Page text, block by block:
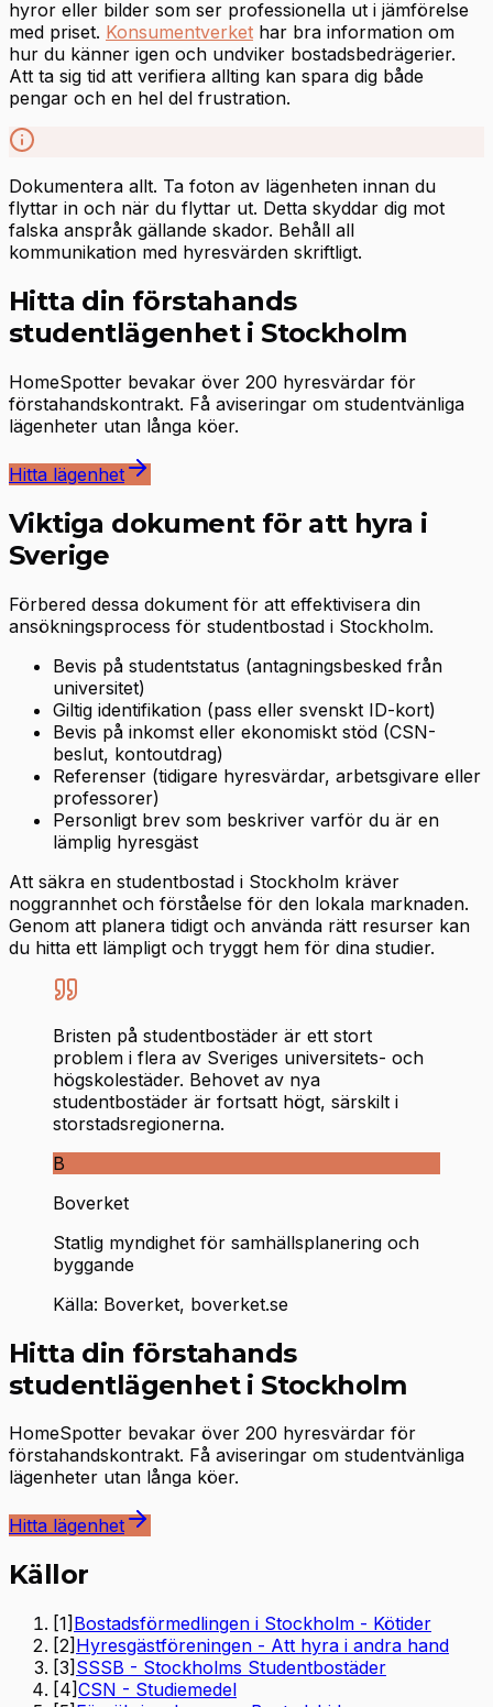
hyror eller bilder som ser professionella ut i jämförelse
med priset. Konsumentverket har bra information om
hur du känner igen och undviker bostadsbedrägerier.
Att ta sig tid att verifiera allting kan spara dig både
pengar och en hel del frustration.
Dokumentera allt. Ta foton av lägenheten innan du
flyttar in och när du flyttar ut. Detta skyddar dig mot
falska anspråk gällande skador. Behåll all
kommunikation med hyresvärden skriftligt.
Hitta din förstahands
studentlägenhet i Stockholm
HomeSpotter bevakar över 200 hyresvärdar för
förstahandskontrakt. Få aviseringar om studentvänliga
lägenheter utan långa köer.
Hitta lägenhet
Viktiga dokument för att hyra i
Sverige
Förbered dessa dokument för att effektivisera din
ansökningsprocess för studentbostad i Stockholm.
Bevis på studentstatus (antagningsbesked från
universitet)
Giltig identifikation (pass eller svenskt ID-kort)
Bevis på inkomst eller ekonomiskt stöd (CSN-
beslut, kontoutdrag)
Referenser (tidigare hyresvärdar, arbetsgivare eller
professorer)
Personligt brev som beskriver varför du är en
lämplig hyresgäst
Att säkra en studentbostad i Stockholm kräver
noggrannhet och förståelse för den lokala marknaden.
Genom att planera tidigt och använda rätt resurser kan
du hitta ett lämpligt och tryggt hem för dina studier.
Bristen på studentbostäder är ett stort
problem i flera av Sveriges universitets- och
högskolestäder. Behovet av nya
studentbostäder är fortsatt högt, särskilt i
storstadsregionerna.
B
Boverket
Statlig myndighet för samhällsplanering och
byggande
Källa: Boverket, boverket.se
Hitta din förstahands
studentlägenhet i Stockholm
HomeSpotter bevakar över 200 hyresvärdar för
förstahandskontrakt. Få aviseringar om studentvänliga
lägenheter utan långa köer.
Hitta lägenhet
Källor
[1] Bostadsförmedlingen i Stockholm - Kötider
[2] Hyresgästföreningen - Att hyra i andra hand
[3] SSSB - Stockholms Studentbostäder
[4]CSN - Studiemedel